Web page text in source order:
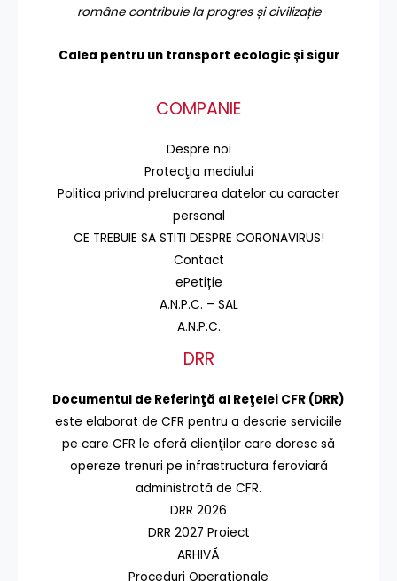
române contribuie la progres și civilizație
Calea pentru un transport ecologic și sigur
COMPANIE
Despre noi
Protecţia mediului
Politica privind prelucrarea datelor cu caracter
personal
CE TREBUIE SA STITI DESPRE CORONAVIRUS!
Contact
ePetiție
A.N.P.C. – SAL
A.N.P.C.
DRR
Documentul de Referinţă al Reţelei CFR (DRR)
este elaborat de CFR pentru a descrie serviciile
pe care CFR le oferă clienţilor care doresc să
opereze trenuri pe infrastructura feroviară
administrată de CFR.
DRR 2026
DRR 2027 Proiect
ARHIVĂ
Proceduri Operaționale